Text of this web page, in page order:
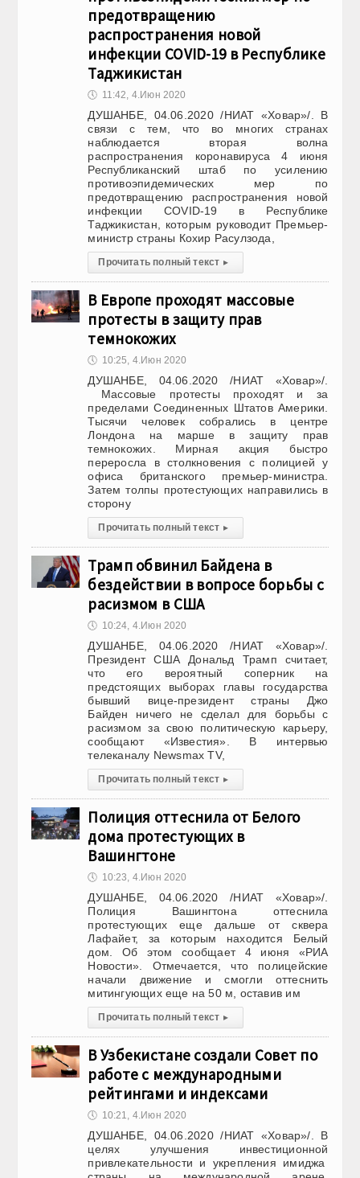
предотвращению
распространения новой
инфекции COVID-19 в Республике
Таджикистан
🕔 11:42, 4.Июн 2020
ДУШАНБЕ, 04.06.2020 /НИАТ «Ховар»/. В
связи с тем, что во многих странах
наблюдается вторая волна
распространения коронавируса 4 июня
Республиканский штаб по усилению
противоэпидемических мер по
предотвращению распространения новой
инфекции COVID-19 в Республике
Таджикистан, которым руководит Премьер-
министр страны Кохир Расулзода,
Прочитать полный текст ▸
В Европе проходят массовые
протесты в защиту прав
темнокожих
🕔 10:25, 4.Июн 2020
ДУШАНБЕ, 04.06.2020 /НИАТ «Ховар»/.
Массовые протесты проходят и за
пределами Соединенных Штатов Америки.
Тысячи человек собрались в центре
Лондона на марше в защиту прав
темнокожих. Мирная акция быстро
переросла в столкновения с полицией у
офиса британского премьер-министра.
Затем толпы протестующих направились в
сторону
Прочитать полный текст ▸
Трамп обвинил Байдена в
бездействии в вопросе борьбы с
расизмом в США
🕔 10:24, 4.Июн 2020
ДУШАНБЕ, 04.06.2020 /НИАТ «Ховар»/.
Президент США Дональд Трамп считает,
что его вероятный соперник на
предстоящих выборах главы государства
бывший вице-президент страны Джо
Байден ничего не сделал для борьбы с
расизмом за свою политическую карьеру,
сообщают «Известия». В интервью
телеканалу Newsmax TV,
Прочитать полный текст ▸
Полиция оттеснила от Белого
дома протестующих в
Вашингтоне
🕔 10:23, 4.Июн 2020
ДУШАНБЕ, 04.06.2020 /НИАТ «Ховар»/.
Полиция Вашингтона оттеснила
протестующих еще дальше от сквера
Лафайет, за которым находится Белый
дом. Об этом сообщает 4 июня «РИА
Новости». Отмечается, что полицейские
начали движение и смогли оттеснить
митингующих еще на 50 м, оставив им
Прочитать полный текст ▸
В Узбекистане создали Совет по
работе с международными
рейтингами и индексами
🕔 10:21, 4.Июн 2020
ДУШАНБЕ, 04.06.2020 /НИАТ «Ховар»/. В
целях улучшения инвестиционной
привлекательности и укрепления имиджа